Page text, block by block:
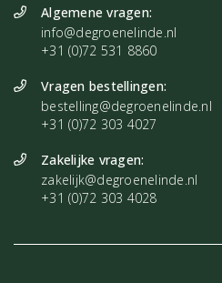
Algemene vragen:
info@degroenelinde.nl
+31 (0)72 531 8860
Vragen bestellingen:
bestelling@degroenelinde.nl
+31 (0)72 303 4027
Zakelijke vragen:
zakelijk@degroenelinde.nl
+31 (0)72 303 4028